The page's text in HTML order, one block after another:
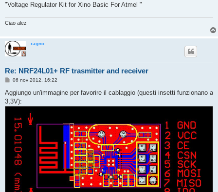
i
"Voltage Regulator Kit for Xino Basic For Atmel "
Ciao alez
ragno
Re: NRF24L01+ RF trasmitter and receiver
M
s
s
a
06 nov 2012, 16:22
Aggiungo un'immagine per favorire il cablaggio (questi insetti funzionano a
3,3V):